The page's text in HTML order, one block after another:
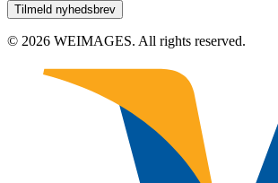
© 2026 WEIMAGES. All rights reserved.